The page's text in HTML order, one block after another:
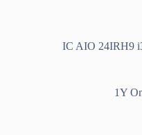
IC AIO 24IRH9